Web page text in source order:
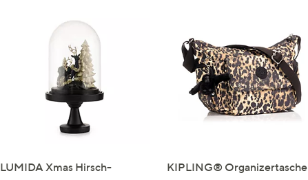
LUMIDA Xmas Hirsch-
KIPLING® Organizertasche